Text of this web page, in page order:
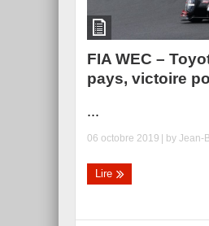
FIA WEC –
pays, victoire
...
06 octobre 2019 | by Jean-
Lire